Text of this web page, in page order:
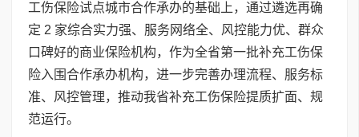
工伤保险试点城市合作承办的基础上，通过遴选再确
定 2 家综合实力强、服务网络全、风控能力优、群众
口碑好的商业保险机构，作为全省第一批补充工伤保
险入围合作承办机构，进一步完善办理流程、服务标
准、风控管理，推动我省补充工伤保险提质扩面、规
范运行。